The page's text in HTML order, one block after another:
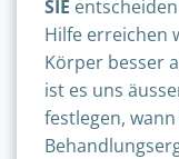
SIE
Hilfe erreichen
Körper besser
ist es uns
festlegen,